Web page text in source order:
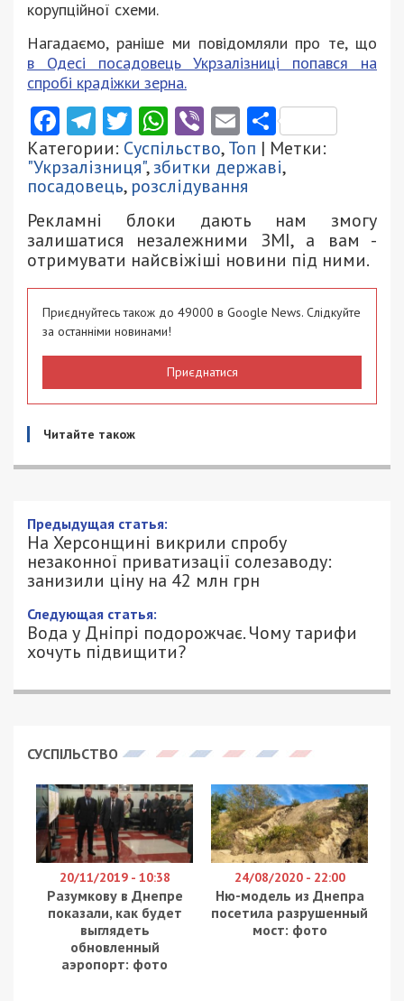
корупційної схеми.
Нагадаємо, раніше ми повідомляли про те, що
в Одесі посадовець Укрзалізниці попався на
спробі крадіжки зерна.
Facebook
Telegram
Twitter
WhatsApp
ViberEmail
Категории: Суспільство,Топ | Метки:
"Укрзалізниця",збитки державі,
посадовець, розслідування
Рекламні блоки дають нам змогу
залишатися незалежними ЗМІ, а вам -
отримувати найсвіжіші новини під ними.
Приєднуйтесь також до 49000 в Google News. Слідкуйте
за останніми новинами!
Приєднатися
Читайте також
Предыдущая статья:
На Херсонщині викрили спробу
незаконної приватизації солезаводу:
занизили ціну на 42 млн грн
Следующая статья:
Вода у Дніпрі подорожчає. Чому тарифи
хочуть підвищити?
СУСПІЛЬСТВО
20/11/2019 - 10:38
Разумкову в Днепре
показали, как будет
выглядеть
обновленный
аэропорт: фото
24/08/2020 - 22:00
Ню-модель из Днепра
посетила разрушенный
мост: фото